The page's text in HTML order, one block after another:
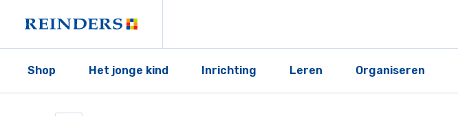
Shop Het jonge kind Inrichting Leren Organiseren